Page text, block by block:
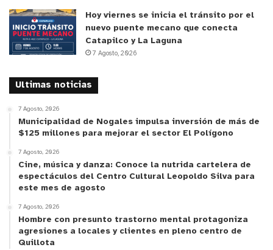
oportunidades y las garantías de esperanza que el
programa ofrece” expresó la seremi regional.
Pamela Ugarte, otra participante del PMJH,
mental dentro del programa. “Salud mental nos
ayudó a reconocernos y a trabajar desde ahí, a no
tener miedo de pedir ayuda, que está bien.
Siempre se nos minimiza, sobre todo como mamá.
Aquí aprendimos que la mamá es el pilar
fundamental de la casa y de la familia, y si una
está bien, todos los demás van a estar bien”.
Hoy viernes se inicia el tránsito por el
nuevo puente mecano que conecta
Catapilco y La Laguna
7 Agosto, 2026
Ultimas noticias
7 Agosto, 2026
Municipalidad de Nogales impulsa inversión de más de
$125 millones para mejorar el sector El Polígono
7 Agosto, 2026
Cine, música y danza: Conoce la nutrida cartelera de
espectáculos del Centro Cultural Leopoldo Silva para
este mes de agosto
7 Agosto, 2026
Hombre con presunto trastorno mental protagoniza
agresiones a locales y clientes en pleno centro de
Quillota